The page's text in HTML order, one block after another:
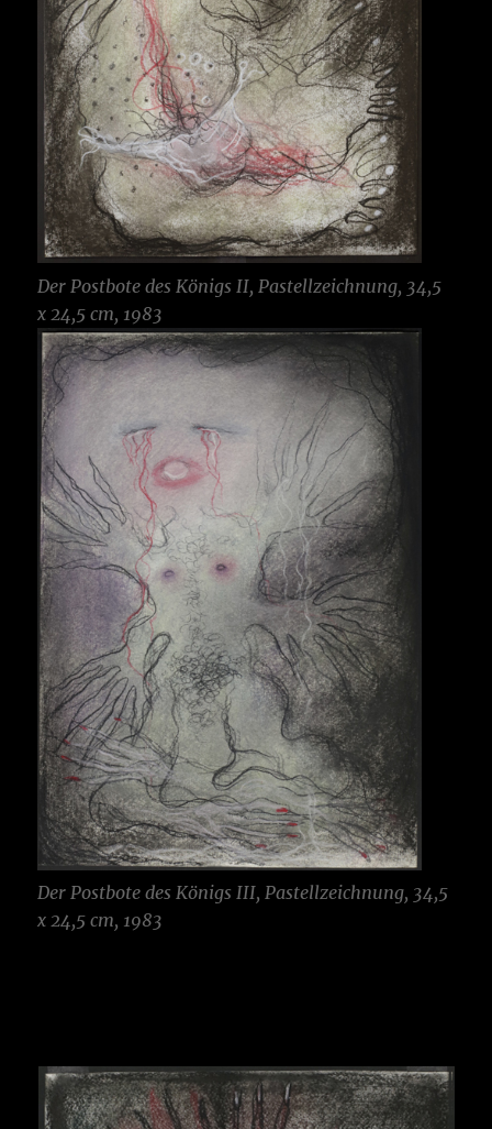
Der Postbote des Königs II, Pastellzeichnung, 34,5
x 24,5 cm, 1983
Der Postbote des Königs III, Pastellzeichnung, 34,5
x 24,5 cm, 1983